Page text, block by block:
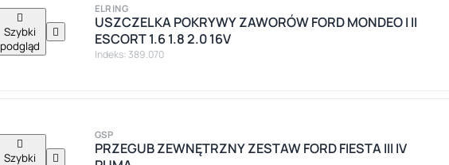

Szybki
podgląd

ELRING
USZCZELKA POKRYWY ZAWORÓW FORD MONDEO I II
ESCORT 1.6 1.8 2.0 16V
Indeks: 389.070

Szybki

GSP
PRZEGUB ZEWNĘTRZNY ZESTAW FORD FIESTA III IV